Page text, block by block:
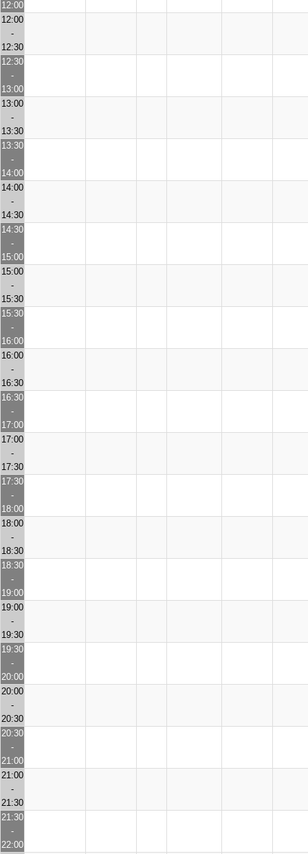
12:00
12:00
-
12:30
12:30
-
13:00
13:00
-
13:30
13:30
-
14:00
14:00
-
14:30
14:30
-
15:00
15:00
-
15:30
15:30
-
16:00
16:00
-
16:30
16:30
-
17:00
17:00
-
17:30
17:30
-
18:00
18:00
-
18:30
18:30
-
19:00
19:00
-
19:30
19:30
-
20:00
20:00
-
20:30
20:30
-
21:00
21:00
-
21:30
21:30
-
22:00